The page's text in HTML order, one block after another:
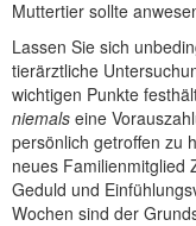
Muttertier sollte
Lassen Sie sich
tierärztliche
wichtigen Punkte
niemals eine
persönlich getroffen zu
neues Familienmitglied
Geduld und
Wochen sind der